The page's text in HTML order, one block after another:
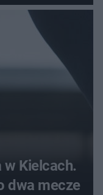
Kielcach.
dwa mecze